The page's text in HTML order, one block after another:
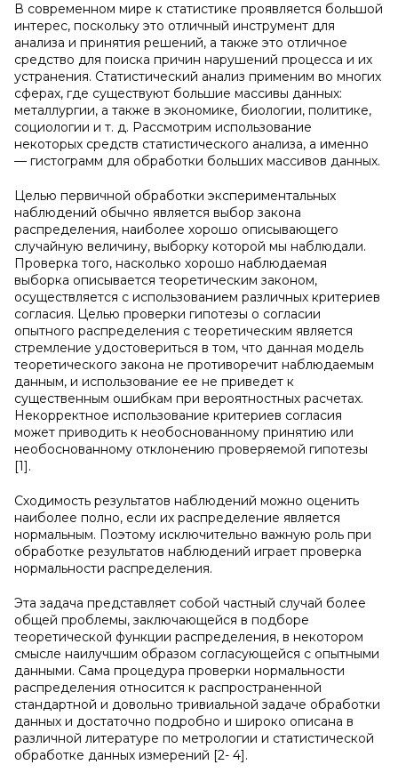
В современном мире к статистике проявляется большой
интерес, поскольку это отличный инструмент для
анализа и принятия решений, а также это отличное
средство для поиска причин нарушений процесса и их
устранения. Статистический анализ применим во многих
сферах, где существуют большие массивы данных:
металлургии, а также в экономике, биологии, политике,
социологии и т. д. Рассмотрим использование
некоторых средств статистического анализа, а именно
— гистограмм для обработки больших массивов данных.
Целью первичной обработки экспериментальных
наблюдений обычно является выбор закона
распределения, наиболее хорошо описывающего
случайную величину, выборку которой мы наблюдали.
Проверка того, насколько хорошо наблюдаемая
выборка описывается теоретическим законом,
осуществляется с использованием различных критериев
согласия. Целью проверки гипотезы о согласии
опытного распределения с теоретическим является
стремление удостовериться в том, что данная модель
теоретического закона не противоречит наблюдаемым
данным, и использование ее не приведет к
существенным ошибкам при вероятностных расчетах.
Некорректное использование критериев согласия
может приводить к необоснованному принятию или
необоснованному отклонению проверяемой гипотезы
[1].
Сходимость результатов наблюдений можно оценить
наиболее полно, если их распределение является
нормальным. Поэтому исключительно важную роль при
обработке результатов наблюдений играет проверка
нормальности распределения.
Эта задача представляет собой частный случай более
общей проблемы, заключающейся в подборе
теоретической функции распределения, в некотором
смысле наилучшим образом согласующейся с опытными
данными. Сама процедура проверки нормальности
распределения относится к распространенной
стандартной и довольно тривиальной задаче обработки
данных и достаточно подробно и широко описана в
различной литературе по метрологии и статистической
обработке данных измерений [2- 4].